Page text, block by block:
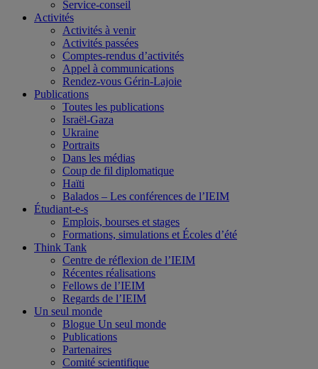
Service-conseil
Activités
Activités à venir
Activités passées
Comptes-rendus d’activités
Appel à communications
Rendez-vous Gérin-Lajoie
Publications
Toutes les publications
Israël-Gaza
Ukraine
Portraits
Dans les médias
Coup de fil diplomatique
Haïti
Balados – Les conférences de l’IEIM
Étudiant-e-s
Emplois, bourses et stages
Formations, simulations et Écoles d’été
Think Tank
Centre de réflexion de l’IEIM
Récentes réalisations
Fellows de l’IEIM
Regards de l’IEIM
Un seul monde
Blogue Un seul monde
Publications
Partenaires
Comité scientifique